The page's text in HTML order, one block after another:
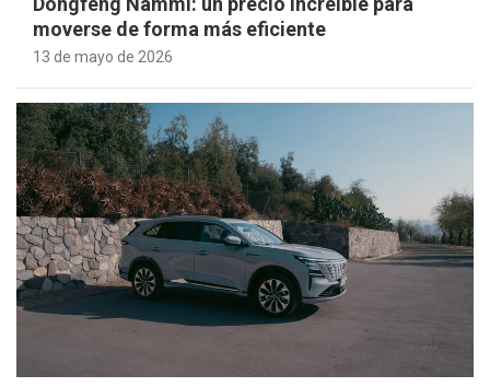
moverse de forma más eficiente
13 de mayo de 2026